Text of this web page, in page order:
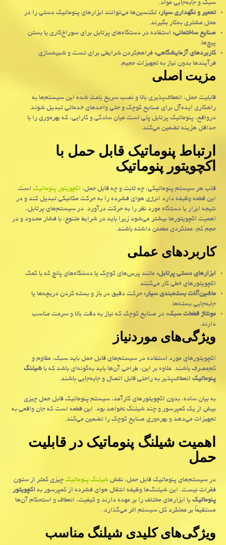
سبک و جابه‌جایی مواد.
تعمیر و نگهداری سیار: تکنسین‌ها می‌توانند ابزارهای پنوماتیک دستی را در
محل مشتری به‌کار بگیرند.
صنایع ساختمانی: استفاده در دستگاه‌های پرتابل برای سوراخ‌کاری یا بستن
پیچ‌ها.
کاربردهای آزمایشگاهی: فراهم‌کردن شرایطی برای تست و شبیه‌سازی
فرآیندها بدون نیاز به تجهیزات حجیم.
مزیت اصلی
قابلیت حمل، انعطاف‌پذیری بالا و نصب سریع باعث شده این سیستم‌ها به
راهکاری ایده‌آل برای صنایع کوچک و حتی واحدهای خدماتی تبدیل شوند.
درواقع، پنوماتیک پرتابل پلی است میان سادگی و کارایی، که بهره‌وری را با
حداقل هزینه تضمین می‌کند.
ارتباط پنوماتیک قابل حمل با
اکچویتور پنوماتیک
قلب هر سیستم پنوماتیکی، چه ثابت و چه قابل حمل،اکچویتور پنوماتیکاست.
این قطعه وظیفه دارد انرژی هوای فشرده را به حرکت مکانیکی تبدیل کند و در
نتیجه ابزار یا دستگاه مورد نظر را به حرکت درآورد. در سیستم‌های پرتابل،
اهمیت اکچویتورها بیشتر می‌شود زیرا باید در شرایط متنوع، با فشار محدود و در
حجم کم، عملکردی مطمئن داشته باشند.
کاربردهای عملی
ابزارهای دستی پرتابل: مانند پرس‌های کوچک یا دستگاه‌های پانچ که با کمک
اکچویتورهای خطی کار می‌کنند.
ماشین‌آلات بسته‌بندی سیار: حرکت دقیق در باز و بسته کردن دریچه‌ها یا
جابه‌جایی بسته‌ها.
مونتاژ قطعات سبک: در صنایع کوچک که نیاز به دقت بالا و سرعت مناسب
دارند.
ویژگی‌های موردنیاز
اکچویتورهای مورد استفاده در سیستم‌های قابل حمل باید سبک، مقاوم و
کم‌مصرف باشند. علاوه بر این، طراحی آن‌ها باید به‌گونه‌ای باشد که باشیلنگ
پنوماتیکانعطاف‌پذیر به راحتی قابل اتصال و جابه‌جایی باشند.
به بیان ساده، بدون اکچویتورهای کارآمد، سیستم پنوماتیک قابل حمل چیزی
بیش از یک کمپرسور و چند شیلنگ نخواهد بود. این قطعه است که جان واقعی به
تجهیزات می‌دهد و بهره‌وری صنایع کوچک را تضمین می‌کند.
اهمیت شیلنگ پنوماتیک در قابلیت
حمل
در سیستم‌های پنوماتیک قابل حمل، نقششیلنگ پنوماتیکچیزی کمتر از ستون
فقرات نیست. این شیلنگ‌ها وظیفه انتقال هوای فشرده از کمپرسور بهاکچویتور
پنوماتیکیا ابزارهای مختلف را بر عهده دارند و کیفیت، انعطاف و استحکام آن‌ها
مستقیماً بر عملکرد کل سیستم اثر می‌گذارد.
ویژگی‌های کلیدی شیلنگ مناسب